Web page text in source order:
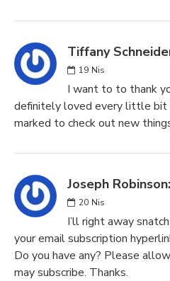
Tiffany
19 Nis
I want to to thank
definitely loved every little bit
marked to check out new
Joseph Robinson:
20 Nis
I’ll right away
your email subscription
Do you have any? Please
may subscribe. Thanks.